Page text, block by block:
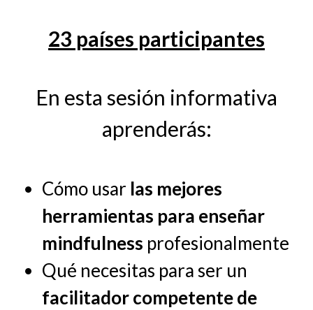
23 países participantes
En esta sesión informativa
aprenderás:
Cómo usar las mejores
herramientas para enseñar
mindfulness profesionalmente
Qué necesitas para ser un
facilitador competente de